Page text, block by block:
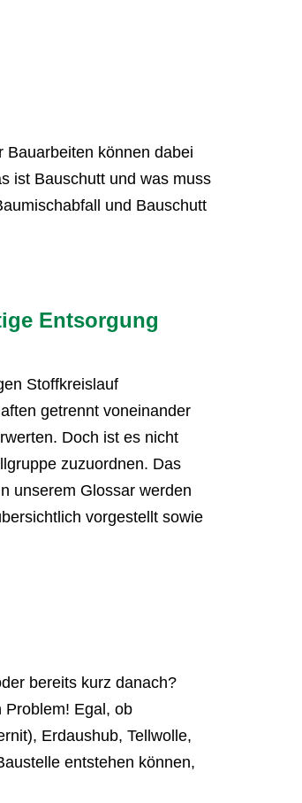
Bauarbeiten können dabei
ist Bauschutt und was muss
und Bauschutt
Entsorgung
Stoffkreislauf
getrennt voneinander
Doch ist es nicht
zuzuordnen. Das
unserem Glossar werden
vorgestellt sowie
bereits kurz danach?
Problem! Egal, ob
Erdaushub, Tellwolle,
entstehen können,